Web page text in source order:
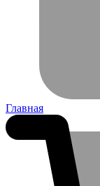
Главная